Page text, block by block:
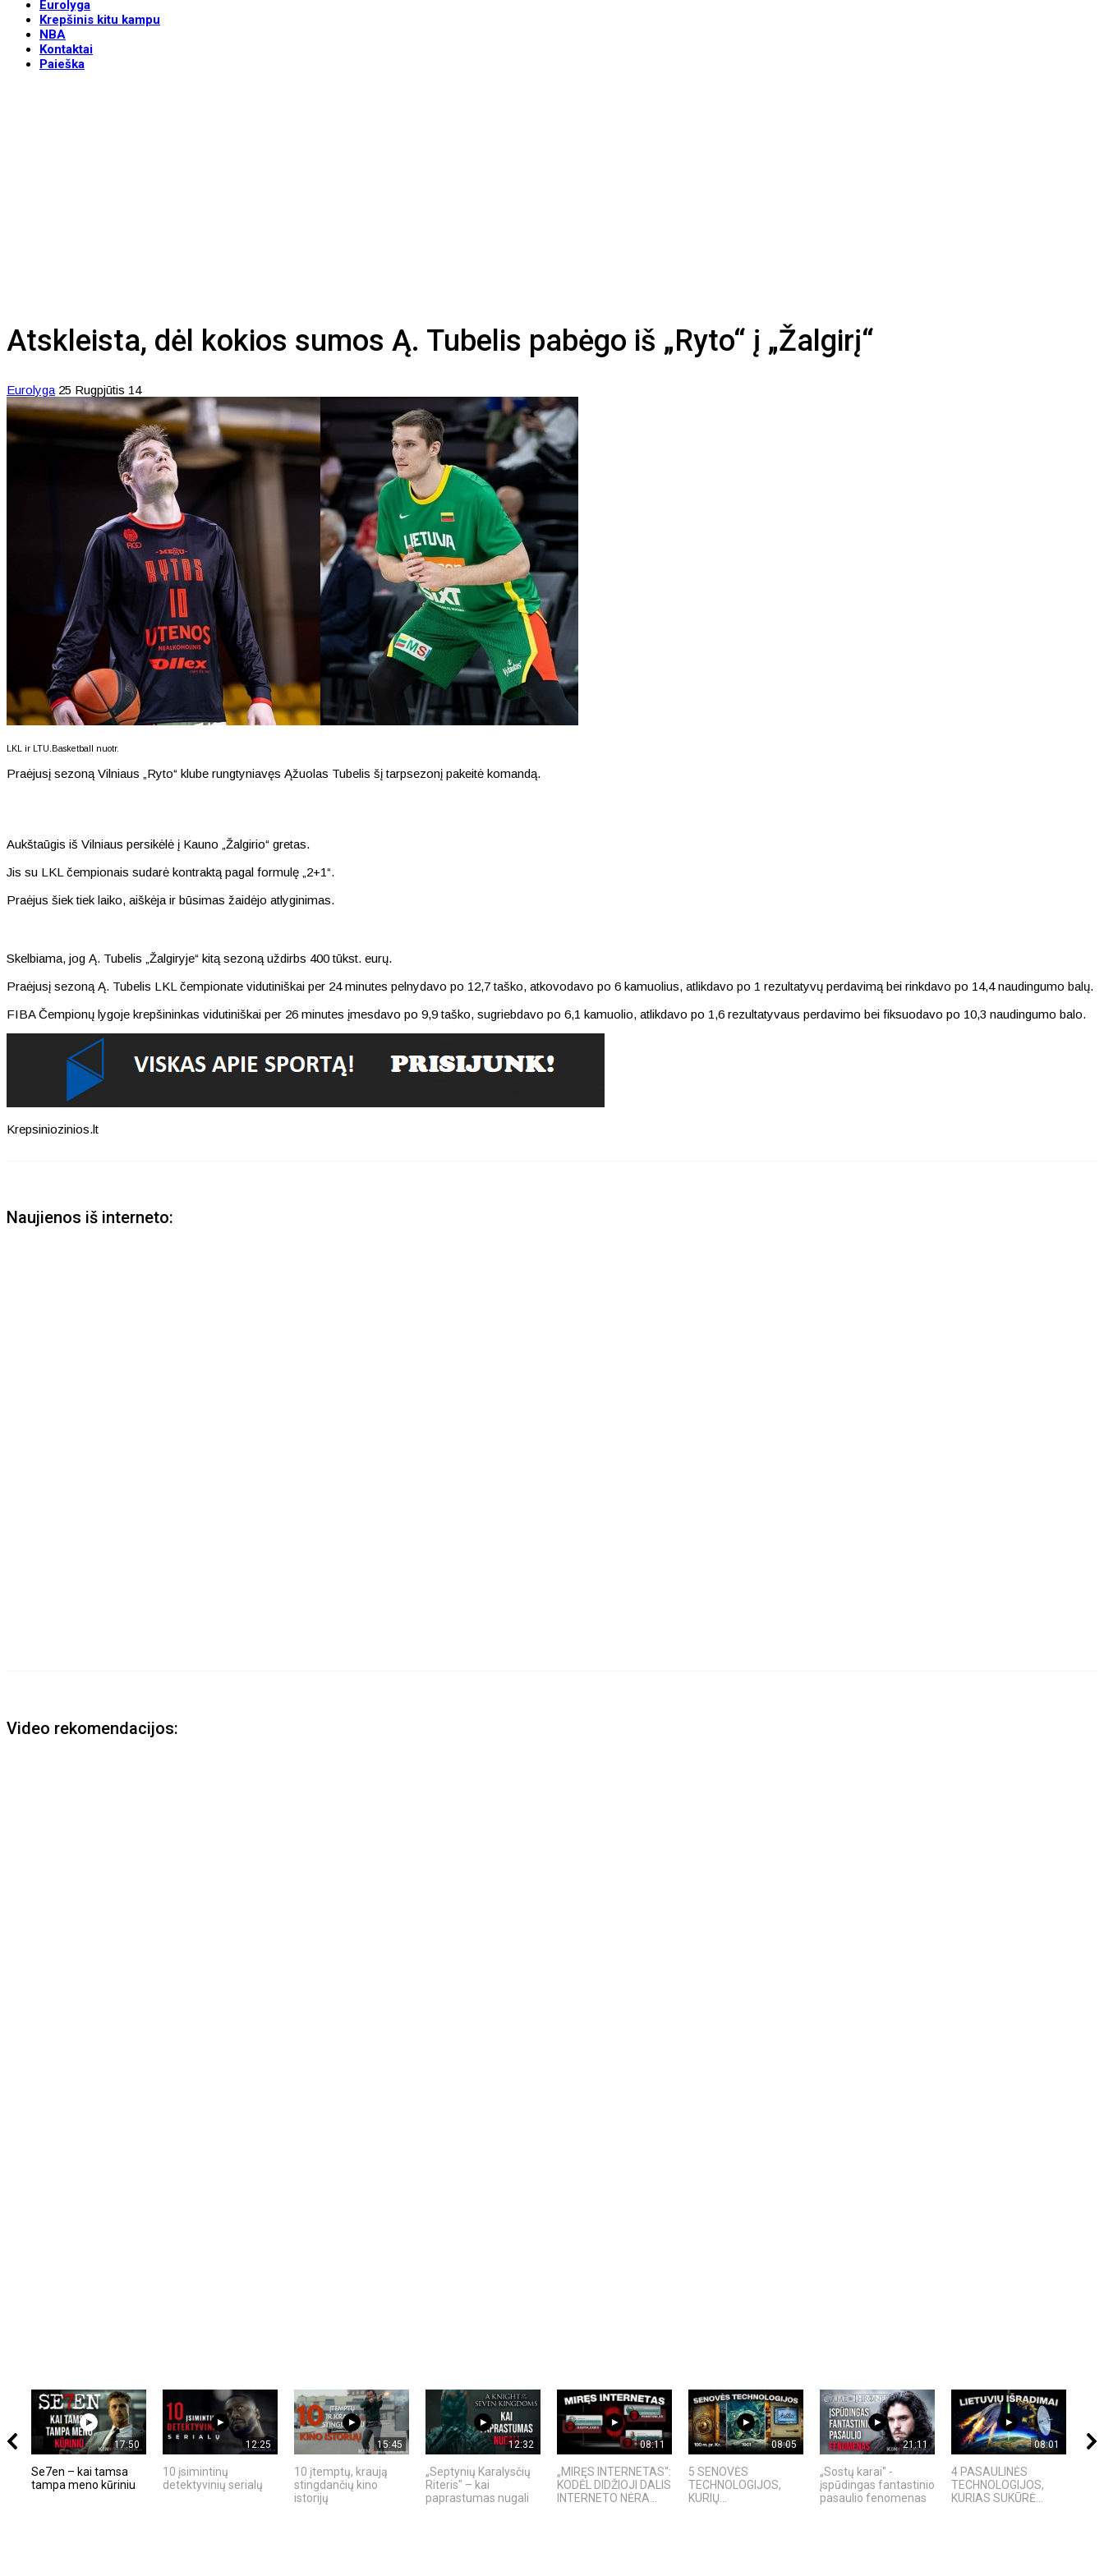
Eurolyga
Krepšinis kitu kampu
NBA
Kontaktai
Paieška
Atskleista, dėl kokios sumos Ą. Tubelis pabėgo iš „Ryto“ į „Žalgirį“
Eurolyga 25 Rugpjūtis 14
LKL ir LTU.Basketball nuotr.
Praėjusį sezoną Vilniaus „Ryto“ klube rungtyniavęs Ąžuolas Tubelis šį tarpsezonį pakeitė komandą.
Aukštaūgis iš Vilniaus persikėlė į Kauno „Žalgirio“ gretas.
Jis su LKL čempionais sudarė kontraktą pagal formulę „2+1“.
Praėjus šiek tiek laiko, aiškėja ir būsimas žaidėjo atlyginimas.
Skelbiama, jog Ą. Tubelis „Žalgiryje“ kitą sezoną uždirbs 400 tūkst. eurų.
Praėjusį sezoną Ą. Tubelis LKL čempionate vidutiniškai per 24 minutes pelnydavo po 12,7 taško, atkovodavo po 6 kamuolius, atlikdavo po 1 rezultatyvų perdavimą bei rinkdavo po 14,4 naudingumo balų.
FIBA Čempionų lygoje krepšininkas vidutiniškai per 26 minutes įmesdavo po 9,9 taško, sugriebdavo po 6,1 kamuolio, atlikdavo po 1,6 rezultatyvaus perdavimo bei fiksuodavo po 10,3 naudingumo balo.
Krepsiniozinios.lt
Naujienos iš interneto:
Video rekomendacijos:
17:50
Se7en – kai tamsa
tampa meno kūriniu
12:25
10 įsimintinų
detektyvinių serialų
15:45
10 įtemptų, kraują
stingdančių kino
istorijų
12:32
„Septynių Karalysčių
Riteris" – kai
paprastumas nugali
08:11
„MIRĘS INTERNETAS“:
KODĖL DIDŽIOJI DALIS
INTERNETO NĖRA...
08:05
5 SENOVĖS
TECHNOLOGIJOS,
KURIŲ...
21:11
„Sostų karai" -
įspūdingas fantastinio
pasaulio fenomenas
08:01
4 PASAULINĖS
TECHNOLOGIJOS,
KURIAS SUKŪRĖ...